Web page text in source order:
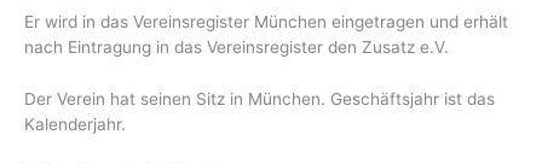
Er wird in das Vereinsregister München eingetragen und erhält
nach Eintragung in das Vereinsregister den Zusatz e.V.
Der Verein hat seinen Sitz in München. Geschäftsjahr ist das
Kalenderjahr.